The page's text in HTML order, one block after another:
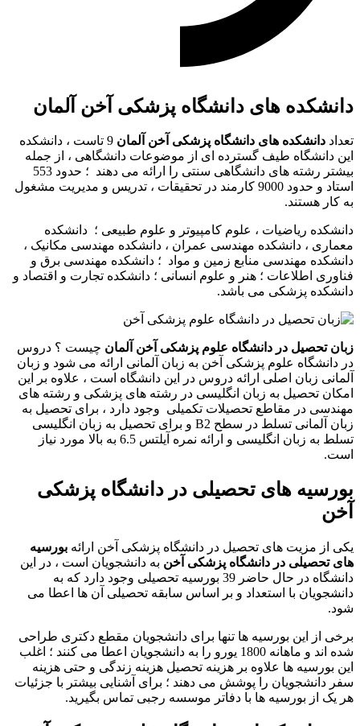
دانشکده های دانشگاه پزشکی آخن آلمان
تعداد دانشکده های دانشگاه پزشکی آخن آلمان
9 تاست ، دانشکده
این دانشگاه طیف گسترده ای از موضوعات دانشگاهی ، از جمله
بیشتر رشته های دانشگاهی سنتی را ارائه می دهند ؛ حدود 553
استاد و حدود 9000 کارمند در تحقیقات ، تدریس و مدیریت مشغول
به کار هستند.
دانشکده ریاضیات ، علوم کامپیوتر و علوم طبیعی ؛ دانشکده
معماری ، دانشکده مهندسی عمران ، دانشکده مهندسی مکانیک ،
دانشکده مهندسی منابع زمین و مواد ؛ دانشکده مهندسی برق و
فناوری اطلاعات ؛ هنر و علوم انسانی ؛ دانشکده تجارت و اقتصاد و
دانشکده پزشکی می باشد.
زبان تحصیل در دانشگاه علوم پزشکی آخن آلمان چیست ؟ دروس
در دانشگاه علوم پزشکی آخن به زبان آلمانی ارائه می شود و زبان
آلمانی زبان اصلی ارائه دروس در این دانشگاه است ، علاوه بر این
امکان تحصیل به زبان انگلیسی در رشته های پزشکی و رشته های
مهندسی در مقاطع تحصیلات تکمیلی وجود دارد ، برای تحصیل به
زبان آلمانی تسلط در سطح B2 و برای تحصیل به زبان انگلیسی
تسلط به زبان انگلیسی و ارائه نمره آیلتس 6.5 به بالا مورد نیاز
است.
بورسیه های تحصیلی در دانشگاه پزشکی
آخن
یکی از مزیت های تحصیل در دانشگاه پزشکی آخن ارائه بورسیه
های تحصیلی در دانشگاه پزشکی آخن به دانشجویان است ، در این
دانشگاه در حال حاضر 39 بورسیه تحصیلی وجود دارد که به
دانشجویان با استعداد و بر اساس سابقه تحصیلی آن ها اعطا می
شود.
برخی از این بورسیه ها تنها برای دانشجویان مقطع دکتری طراحی
شده اند و ماهانه 1800 یورو را به دانشجویان اعطا می کنند ؛ اغلب
این بورسیه ها علاوه بر هزینه تحصیل هزینه زندگی و حتی هزینه
سفر دانشجویان را پوشش می دهند ؛ برای آشنایی بیشتر با جزئیات
هر یک از بورسیه ها با دفاتر موسسه رجبی تماس بگیرید.